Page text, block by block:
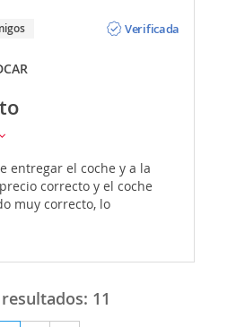
Verificada
entregar el coche y a la
correcto y el coche
muy correcto, lo
11